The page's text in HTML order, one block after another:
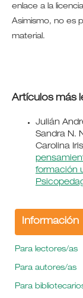
enlace a la
Asimismo, no es
material.
Artículos más
Julián
Sandra N.
Carolina
formación
Información
Para lectores/as
Para autores/as
Para